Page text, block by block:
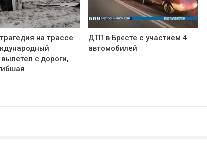
на трассе
вылетел с дороги,
ДТП в Бресте с участием 4
автомобилей